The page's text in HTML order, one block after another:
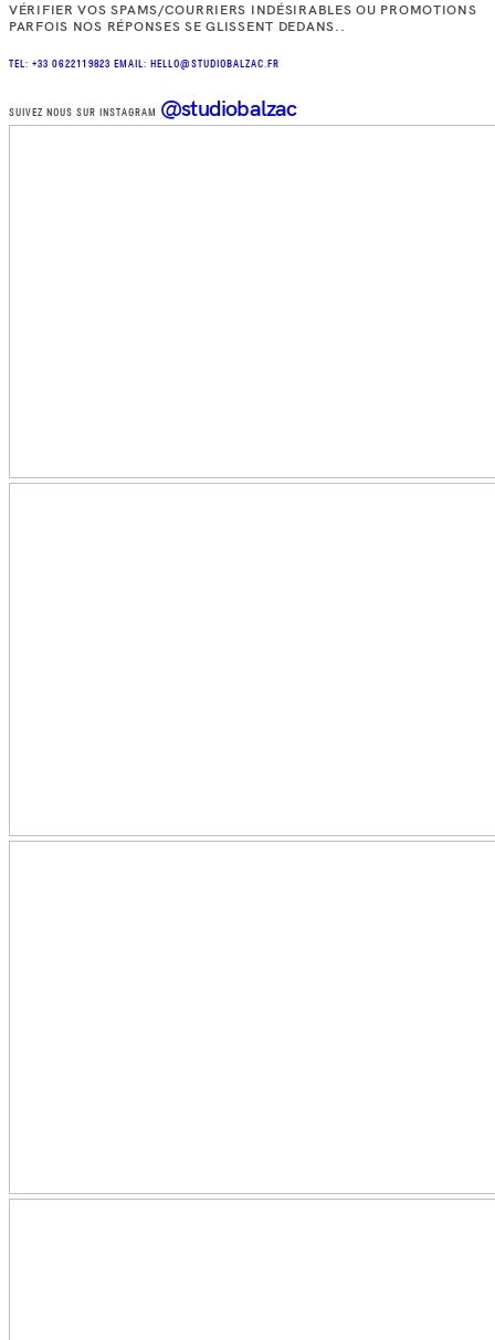
VÉRIFIER VOS SPAMS/COURRIERS INDÉSIRABLES OU PROMOTIONS
PARFOIS NOS RÉPONSES SE GLISSENT DEDANS..
TEL: +33 0622119823 EMAIL: HELLO@STUDIOBALZAC.FR
SUIVEZ NOUS SUR INSTAGRAM @studiobalzac